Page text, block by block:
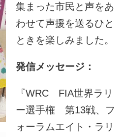
集まった市民と声をあ
わせて声援を送るひと
ときを楽しみました。
発信メッセージ：
『WRC FIA世界ラリ
ー選手権 第13戦、フ
ォーラムエイト・ラリ